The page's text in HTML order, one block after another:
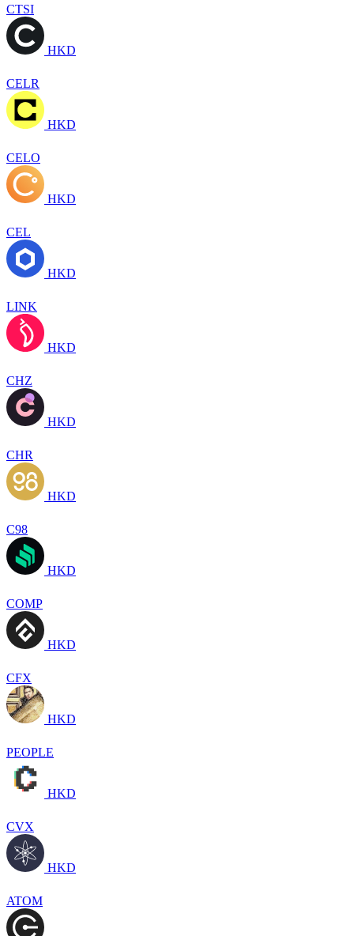
CTSI
HKD
CELR
HKD
CELO
HKD
CEL
HKD
LINK
HKD
CHZ
HKD
CHR
HKD
C98
HKD
COMP
HKD
CFX
HKD
PEOPLE
HKD
CVX
HKD
ATOM